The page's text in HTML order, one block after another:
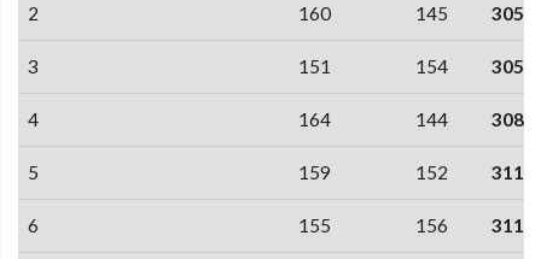
2 160 145 305
3 151 154 305
4 164 144 308
5 159 152 311
6 155 156 311